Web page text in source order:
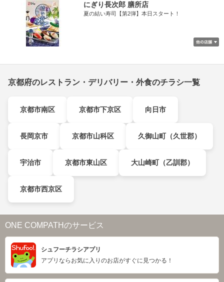
にぎり長次郎 膳所店
夏の結い寿司【第2弾】本日スタート！
京都府のレストラン・デリバリー・外食のチラシ一覧
京都市南区 京都市下京区 向日市
長岡京市 京都市山科区 久御山町（久世郡）
宇治市 京都市東山区 大山崎町（乙訓郡）
京都市西京区
ONE COMPATHのサービス
シュフーチラシアプリ
アプリならお気に入りのお店がすぐに見つかる！